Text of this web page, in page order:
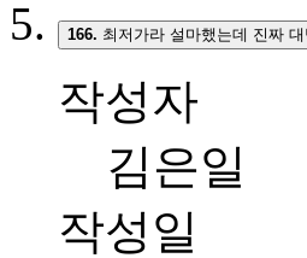
166. 최저가라 설마했는데 진짜
작성자
김은일
작성일